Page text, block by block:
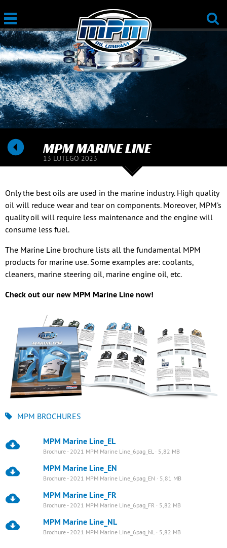
MPM MARINE LINE
13 LUTEGO 2023
Only the best oils are used in the marine industry. High quality
oil will reduce wear and tear on components. Moreover, MPM's
quality oil will require less maintenance and the engine will
consume less fuel.
The Marine Line brochure lists all the fundamental MPM
products for marine use. Some examples are: coolants,
cleaners, marine steering oil, marine engine oil, etc.
Check out our new MPM Marine Line now!
MPM BROCHURES
MPM Marine Line_EL
Brochure - 2021 MPM Marine Line_6pag_EL · 5,82 MB
MPM Marine Line_EN
Brochure - 2021 MPM Marine Line_6pag_EN · 5,81 MB
MPM Marine Line_FR
Brochure - 2021 MPM Marine Line_6pag_FR · 5,82 MB
MPM Marine Line_NL
Brochure - 2021 MPM Marine Line_6pag_NL · 5,82 MB